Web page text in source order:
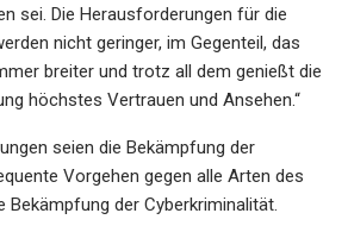
sei. Die Herausforderungen für die
nicht geringer, im Gegenteil, das
breiter und trotz all dem genießt die
höchstes Vertrauen und Ansehen.“
seien die Bekämpfung der
Vorgehen gegen alle Arten des
Bekämpfung der Cyberkriminalität.